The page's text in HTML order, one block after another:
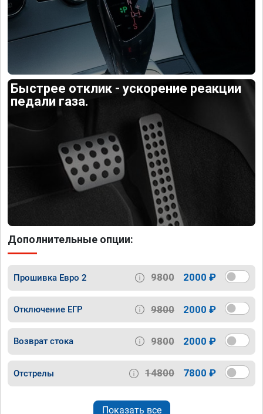
Быстрее отклик - ускорение реакции
педали газа.
Дополнительные опции:
Прошивка Евро 2 9800 2000 ₽
Отключение ЕГР 9800 2000 ₽
Возврат стока 9800 2000 ₽
Отстрелы 14800 7800 ₽
Показать все